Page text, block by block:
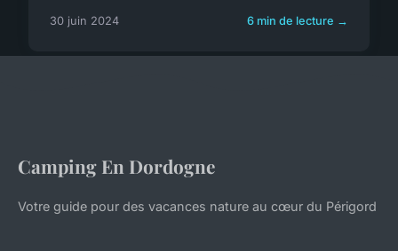
30 juin 2024 6 min de lecture →
Camping En Dordogne
Votre guide pour des vacances nature au cœur du Périgord